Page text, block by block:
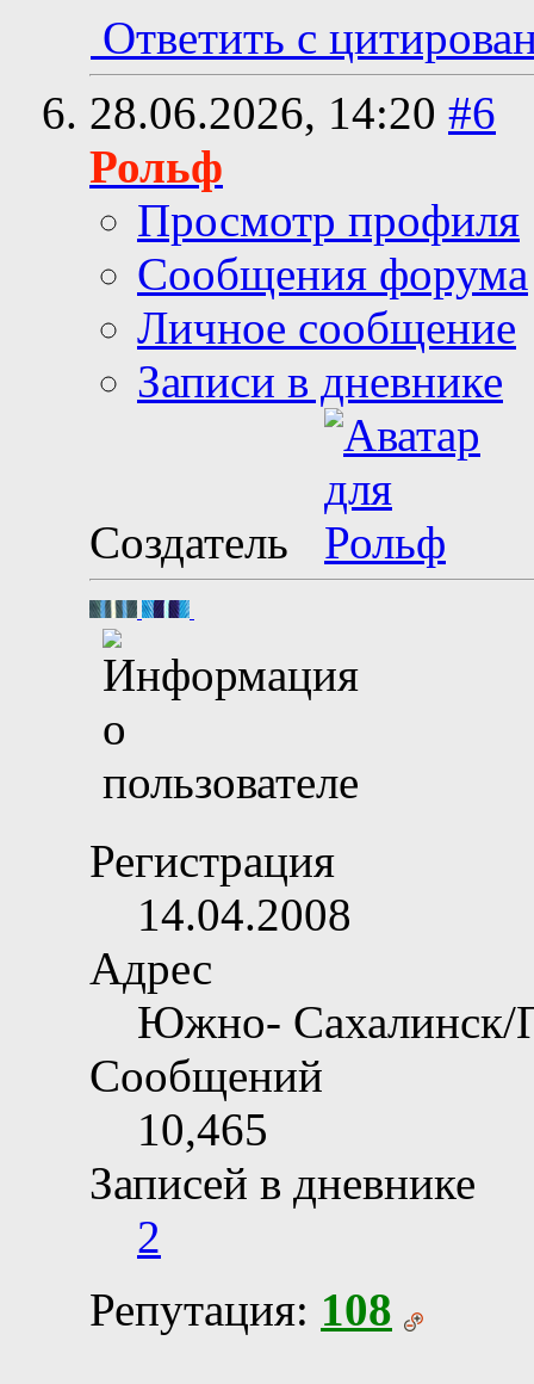
Ответить с
28.06.2026, 14:20 #6
Рольф
Просмотр профиля
Сообщения форума
Личное сообщение
Записи в дневнике
Создатель
Регистрация
14.04.2008
Адрес
Южно- Сахалинск/
Сообщений
10,465
Записей в дневнике
2
Репутация: 108